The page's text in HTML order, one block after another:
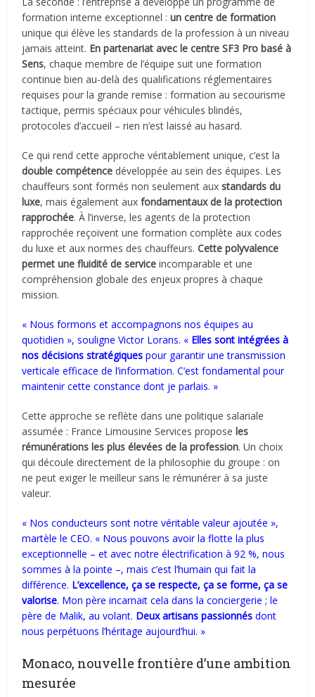
formation interne exceptionnel :un centre de formation
unique qui élève les standards de la profession à un niveau
jamais atteint. En partenariat avec le centre SF3 Pro basé à
Sens, chaque membre de l’équipe suit une formation
continue bien au-delà des qualifications réglementaires
requises pour la grande remise : formation au secourisme
tactique, permis spéciaux pour véhicules blindés,
protocoles d’accueil – rien n’est laissé au hasard.
Ce qui rend cette approche véritablement unique, c’est la
double compétence développée au sein des équipes. Les
chauffeurs sont formés non seulement auxstandards du
luxe, mais également auxfondamentaux de la protection
rapprochée. À l’inverse, les agents de la protection
rapprochée reçoivent une formation complète aux codes
du luxe et aux normes des chauffeurs.Cette polyvalence
permet une fluidité de service incomparable et une
compréhension globale des enjeux propres à chaque
mission.
« Nous formons et accompagnons nos équipes au
quotidien », souligne Victor Lorans. « Elles sont intégrées à
nos décisions stratégiques pour garantir une transmission
verticale efficace de l’information. C’est fondamental pour
maintenir cette constance dont je parlais. »
Cette approche se reflète dans une politique salariale
assumée : France Limousine Services proposeles
rémunérations les plus élevées de la profession. Un choix
qui découle directement de la philosophie du groupe : on
ne peut exiger le meilleur sans le rémunérer à sa juste
valeur.
« Nos conducteurs sont notre véritable valeur ajoutée »,
martèle le CEO. « Nous pouvons avoir la flotte la plus
exceptionnelle – et avec notre électrification à 92 %, nous
sommes à la pointe –, mais c’est l’humain qui fait la
différence. L’excellence, ça se respecte, ça se forme, ça se
valorise. Mon père incarnait cela dans la conciergerie ; le
père de Malik, au volant. Deux artisans passionnés dont
nous perpétuons l’héritage aujourd’hui. »
Monaco, nouvelle frontière d’une ambition
mesurée